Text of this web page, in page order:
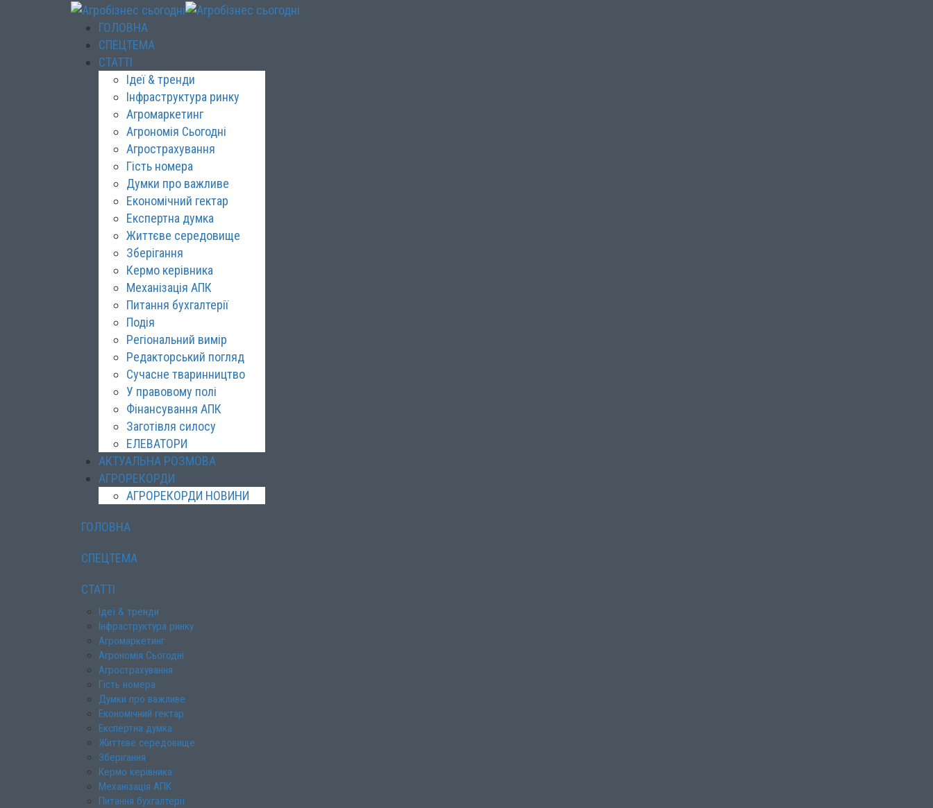
ГОЛОВНА
СПЕЦТЕМА
СТАТТІ
Ідеї & тренди
Інфраструктура ринку
Агромаркетинг
Агрономія Сьогодні
Агрострахування
Гість номера
Думки про важливе
Економічний гектар
Експертна думка
Життєве середовище
Зберігання
Кермо керівника
Механізація АПК
Питання бухгалтерії
Подія
Регіональний вимір
Редакторський погляд
Сучасне тваринництво
У правовому полі
Фінансування АПК
Заготівля силосу
ЕЛЕВАТОРИ
АКТУАЛЬНА РОЗМОВА
АГРОРЕКОРДИ
АГРОРЕКОРДИ НОВИНИ
ГОЛОВНА
СПЕЦТЕМА
СТАТТІ
Ідеї & тренди
Інфраструктура ринку
Агромаркетинг
Агрономія Сьогодні
Агрострахування
Гість номера
Думки про важливе
Економічний гектар
Експертна думка
Життєве середовище
Зберігання
Кермо керівника
Механізація АПК
Питання бухгалтерії